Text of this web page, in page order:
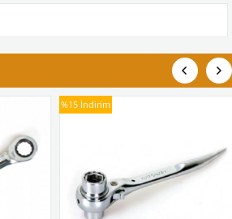
%15 İndirim